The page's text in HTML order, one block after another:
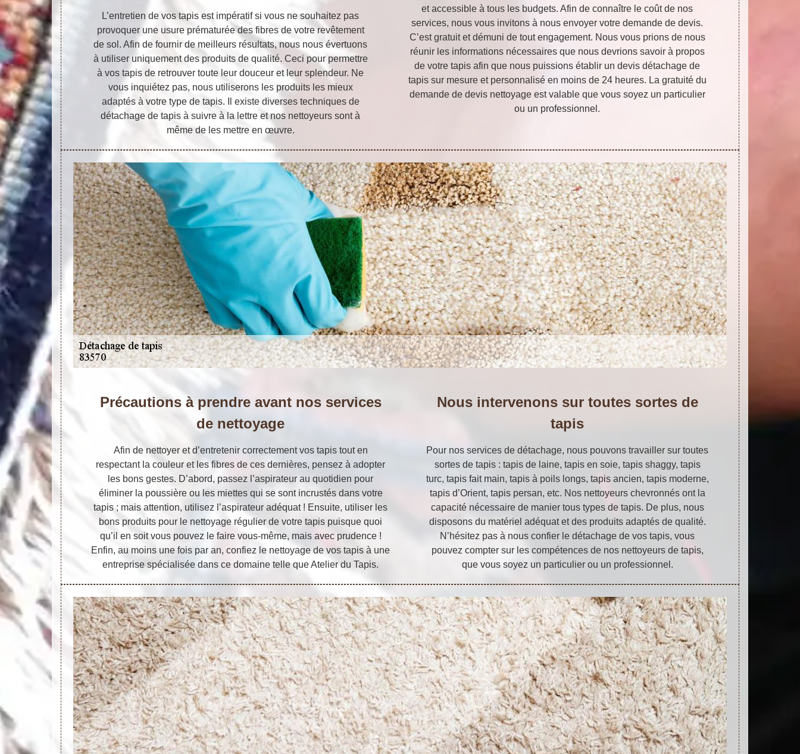
L’entretien de vos tapis est impératif si vous ne souhaitez pas
provoquer une usure prématurée des fibres de votre revêtement
de sol. Afin de fournir de meilleurs résultats, nous nous évertuons
à utiliser uniquement des produits de qualité. Ceci pour permettre
à vos tapis de retrouver toute leur douceur et leur splendeur. Ne
vous inquiétez pas, nous utiliserons les produits les mieux
adaptés à votre type de tapis. Il existe diverses techniques de
détachage de tapis à suivre à la lettre et nos nettoyeurs sont à
même de les mettre en œuvre.
et accessible à tous les budgets. Afin de connaître le coût de nos
services, nous vous invitons à nous envoyer votre demande de devis.
C’est gratuit et démuni de tout engagement. Nous vous prions de nous
réunir les informations nécessaires que nous devrions savoir à propos
de votre tapis afin que nous puissions établir un devis détachage de
tapis sur mesure et personnalisé en moins de 24 heures. La gratuité du
demande de devis nettoyage est valable que vous soyez un particulier
ou un professionnel.
Précautions à prendre avant nos services
de nettoyage
Afin de nettoyer et d’entretenir correctement vos tapis tout en
respectant la couleur et les fibres de ces dernières, pensez à adopter
les bons gestes. D’abord, passez l’aspirateur au quotidien pour
éliminer la poussière ou les miettes qui se sont incrustés dans votre
tapis ; mais attention, utilisez l’aspirateur adéquat ! Ensuite, utiliser les
bons produits pour le nettoyage régulier de votre tapis puisque quoi
qu’il en soit vous pouvez le faire vous-même, mais avec prudence !
Enfin, au moins une fois par an, confiez le nettoyage de vos tapis à une
entreprise spécialisée dans ce domaine telle que Atelier du Tapis.
Nous intervenons sur toutes sortes de
tapis
Pour nos services de détachage, nous pouvons travailler sur toutes
sortes de tapis : tapis de laine, tapis en soie, tapis shaggy, tapis
turc, tapis fait main, tapis à poils longs, tapis ancien, tapis moderne,
tapis d’Orient, tapis persan, etc. Nos nettoyeurs chevronnés ont la
capacité nécessaire de manier tous types de tapis. De plus, nous
disposons du matériel adéquat et des produits adaptés de qualité.
N’hésitez pas à nous confier le détachage de vos tapis, vous
pouvez compter sur les compétences de nos nettoyeurs de tapis,
que vous soyez un particulier ou un professionnel.